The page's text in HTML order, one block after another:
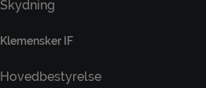
Skydning
Klemensker IF
Hovedbestyrelse